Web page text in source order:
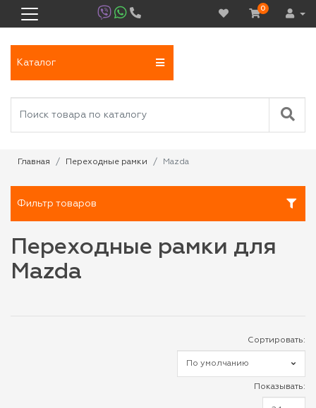
0
Каталог
Главная Переходные рамки Mazda
Фильтр товаров
Переходные рамки для
Mazda
Сортировать:
Показывать: